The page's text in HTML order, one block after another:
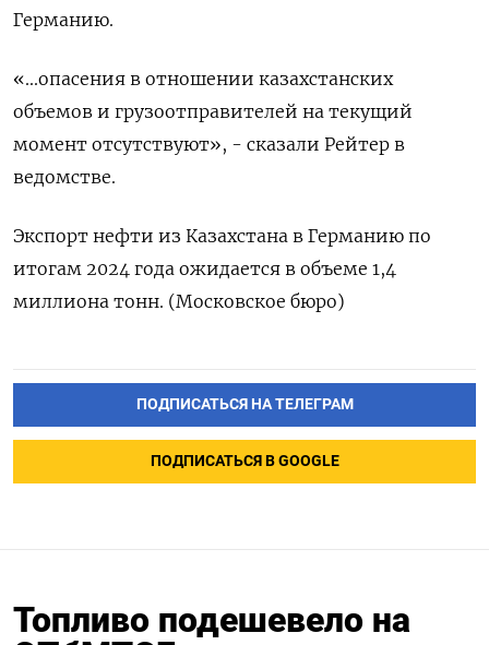
Германию.
«...опасения в отношении казахстанских
объемов и грузоотправителей на текущий
момент отсутствуют», - сказали Рейтер в
ведомстве.
Экспорт нефти из Казахстана в Германию по
итогам 2024 года ожидается в объеме 1,4
миллиона тонн. (Московское бюро)
ПОДПИСАТЬСЯ НА ТЕЛЕГРАМ
ПОДПИСАТЬСЯ В GOOGLE
Топливо подешевело на